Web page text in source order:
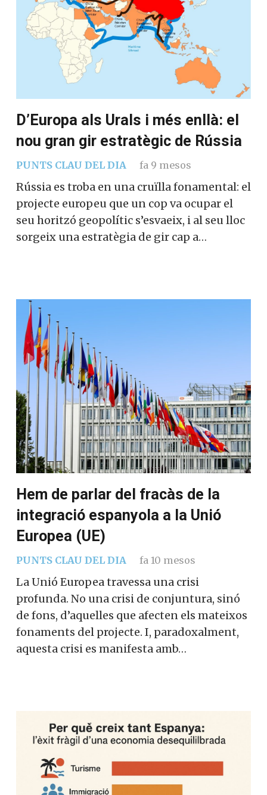
D’Europa als Urals i més enllà: el
nou gran gir estratègic de Rússia
PUNTS CLAU DEL DIA fa 9 mesos
Rússia es troba en una cruïlla fonamental: el
projecte europeu que un cop va ocupar el
seu horitzó geopolític s’esvaeix, i al seu lloc
sorgeix una estratègia de gir cap a…
Hem de parlar del fracàs de la
integració espanyola a la Unió
Europea (UE)
PUNTS CLAU DEL DIA fa 10 mesos
La Unió Europea travessa una crisi
profunda. No una crisi de conjuntura, sinó
de fons, d’aquelles que afecten els mateixos
fonaments del projecte. I, paradoxalment,
aquesta crisi es manifesta amb…